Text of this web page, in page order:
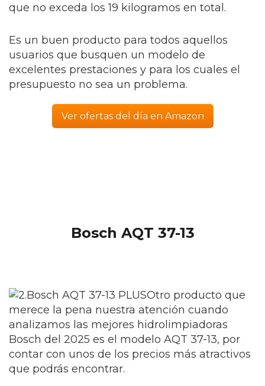
que no exceda los 19 kilogramos en total.
Es un buen producto para todos aquellos
usuarios que busquen un modelo de
excelentes prestaciones y para los cuales el
presupuesto no sea un problema.
Ver ofertas del día en Amazon
Bosch AQT 37-13
Otro producto que
merece la pena nuestra atención cuando
analizamos las mejores hidrolimpiadoras
Bosch del 2025 es el modelo AQT 37-13, por
contar con unos de los precios más atractivos
que podrás encontrar.